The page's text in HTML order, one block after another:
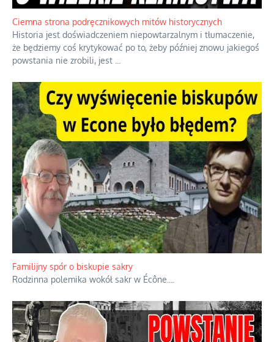
oceniania wszystkiego w kategoriach moralnych, w tym
również polityki międzynarodowej, a...
Ciemna strona podręcznikowych mitów historycznych
Historia jest doświadczeniem niepowtarzalnym i tłumaczenie,
że będziemy coś krytykować po to, żeby później znowu jakiegoś
powstania nie zrobili, jest...